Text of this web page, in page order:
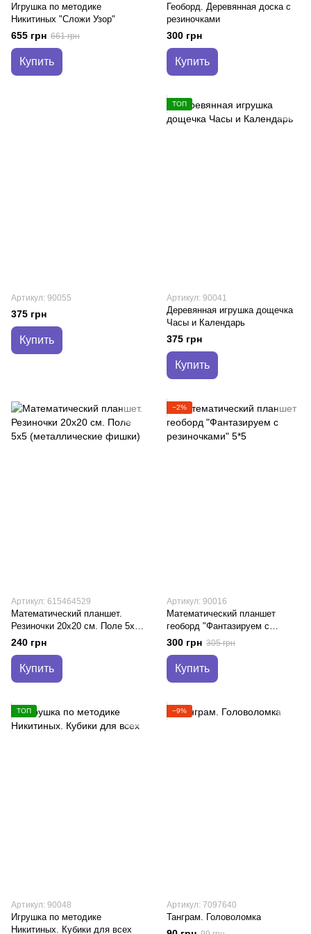
Игрушка по методике
Никитиных "Сложи Узор"
655 грн 661 грн
Купить
Геоборд. Деревянная доска с
резиночками
300 грн
Купить
Артикул: 90055
375 грн
Купить
ТОП
Артикул: 90041
Деревянная игрушка дощечка
Часы и Календарь
375 грн
Купить
Артикул: 615464529
Математический планшет.
Резиночки 20x20 см. Поле 5x5
(металлические фишки)
240 грн
Купить
−2%
Артикул: 90016
Математический планшет
геоборд "Фантазируем с
резиночками" 5*5
300 грн 305 грн
Купить
ТОП
Артикул: 90048
Игрушка по методике
Никитиных. Кубики для всех
−9%
Артикул: 7097640
Танграм. Головоломка